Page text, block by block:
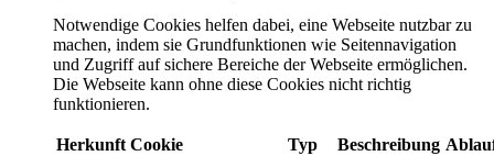
Notwendige Cookies helfen dabei, eine Webseite nutzbar zu
machen, indem sie Grundfunktionen wie Seitennavigation
und Zugriff auf sichere Bereiche der Webseite ermöglichen.
Die Webseite kann ohne diese Cookies nicht richtig
funktionieren.
Herkunft Cookie Typ Beschreibung